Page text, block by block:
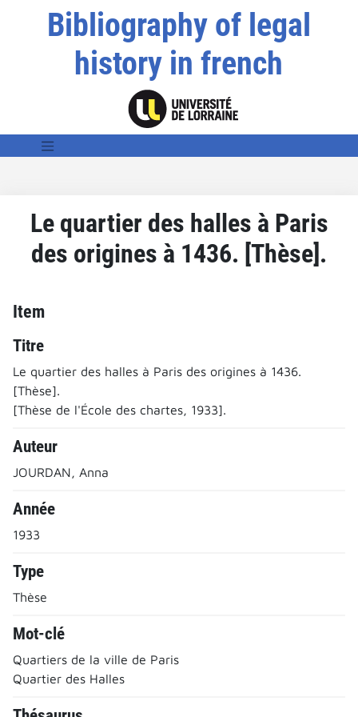
Bibliography of legal
history in french
Le quartier des halles à Paris
des origines à 1436. [Thèse].
Item
Titre
Le quartier des halles à Paris des origines à 1436.
[Thèse].
[Thèse de l'École des chartes, 1933].
Auteur
JOURDAN, Anna
Année
1933
Type
Thèse
Mot-clé
Quartiers de la ville de Paris
Quartier des Halles